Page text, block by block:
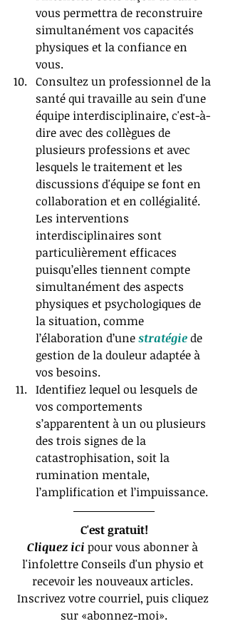
vous permettra de reconstruire
simultanément vos capacités
physiques et la confiance en
vous.
Consultez un professionnel de la
santé qui travaille au sein d'une
équipe interdisciplinaire, c'est-à-
dire avec des collègues de
plusieurs professions et avec
lesquels le traitement et les
discussions d'équipe se font en
collaboration et en collégialité.
Les interventions
interdisciplinaires sont
particulièrement efficaces
puisqu’elles tiennent compte
simultanément des aspects
physiques et psychologiques de
la situation, comme
l’élaboration d’une stratégie de
gestion de la douleur adaptée à
vos besoins.
Identifiez lequel ou lesquels de
vos comportements
s’apparentent à un ou plusieurs
des trois signes de la
catastrophisation, soit la
rumination mentale,
l’amplification et l’impuissance.
C'est gratuit!
Cliquez ici pour vous abonner à
l'infolettre Conseils d'un physio et
recevoir les nouveaux articles.
Inscrivez votre courriel, puis cliquez
sur «abonnez-moi».